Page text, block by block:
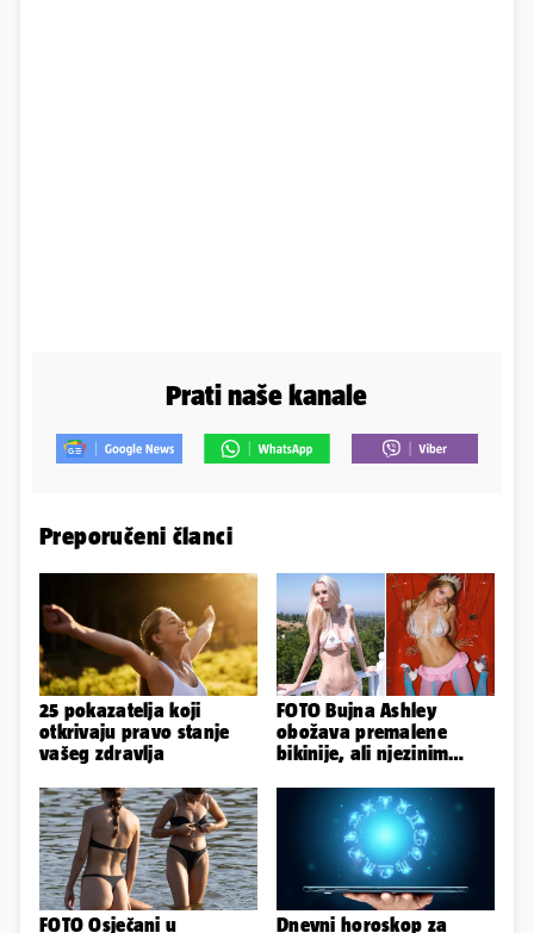
Prati naše kanale
Preporučeni članci
25 pokazatelja koji
otkrivaju pravo stanje
vašeg zdravlja
FOTO Bujna Ashley
obožava premalene
bikinije, ali njezinim
FOTO Osječani u
Dnevni horoskop za